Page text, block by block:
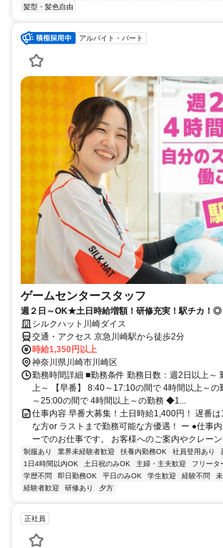
髪型・髪色自由
アルバイト・パート
ゲームセンタースタッフ
週２日～OK★土日時給増額！研修充実！駅チカ！◎
シルクハット川崎ダイス
交通・アクセス 京急川崎駅から徒歩2分
時給1,350円以上
神奈川県川崎市川崎区
勤務時間詳細 ■勤務条件 勤務日数：週2日以上～
上～ 【早番】 8:40～17:10の間で 4時間以上～の
～25:00の間で 4時間以上～の勤務 ◆1...
仕事内容 早番大募集！土日時給1,400円！ 遅番
な方or ラストまで勤務可能な方優遇！ ー ●仕事
ーでのお仕事です。 お客様へのご案内やクレー
制服あり 業界未経験者歓迎 扶養内勤務OK 社員登用あり
1日4時間以内OK
土日祝のみOK 主婦・主夫歓迎 フリータ
学歴不問
即日勤務OK 平日のみOK 学生歓迎 経験不問
経験者歓迎
研修あり 夕方
正社員